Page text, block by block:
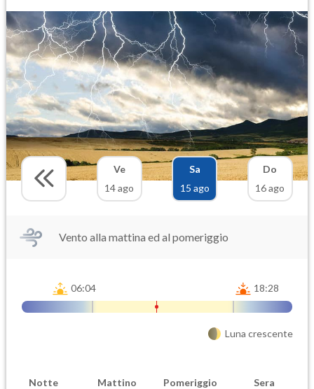
Ve
14 ago
Sa
15 ago
Do
16 ago
Vento alla mattina ed al pomeriggio
06:04 18:28
Luna crescente
Notte Mattino Pomeriggio Sera